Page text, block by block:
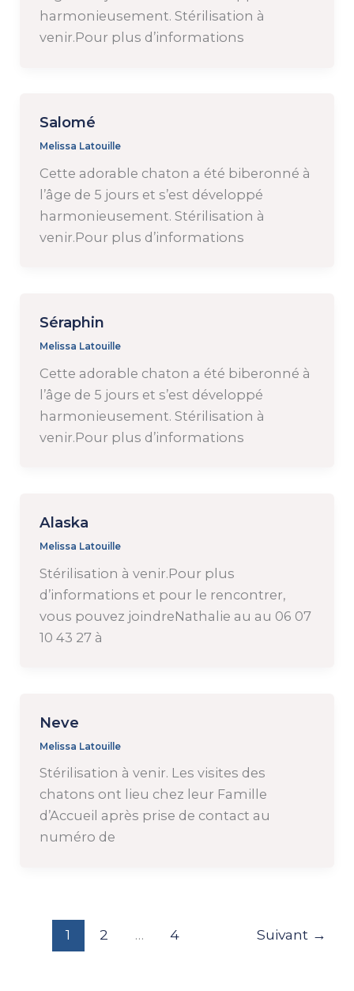
harmonieusement. Stérilisation à
venir.Pour plus d’informations
Salomé
Melissa Latouille
Cette adorable chaton a été biberonné à
l’âge de 5 jours et s’est développé
harmonieusement. Stérilisation à
venir.Pour plus d’informations
Séraphin
Melissa Latouille
Cette adorable chaton a été biberonné à
l’âge de 5 jours et s’est développé
harmonieusement. Stérilisation à
venir.Pour plus d’informations
Alaska
Melissa Latouille
Stérilisation à venir.Pour plus
d’informations et pour le rencontrer,
vous pouvez joindreNathalie au au 06 07
10 43 27 à
Neve
Melissa Latouille
Stérilisation à venir. Les visites des
chatons ont lieu chez leur Famille
d’Accueil après prise de contact au
numéro de
1 2 … 4 Suivant →